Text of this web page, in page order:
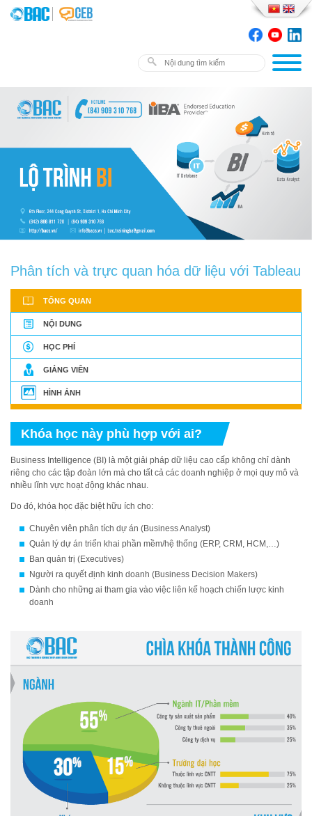
Phân tích và trực quan hóa dữ liệu với Tableau
TỔNG QUAN
NỘI DUNG
HỌC PHÍ
GIẢNG VIÊN
HÌNH ẢNH
Khóa học này phù hợp với ai?
Business Intelligence (BI) là một giải pháp dữ liệu cao cấp không chỉ dành
riêng cho các tập đoàn lớn mà cho tất cả các doanh nghiệp ở mọi quy mô và
nhiều lĩnh vực hoạt động khác nhau.
Do đó, khóa học đặc biệt hữu ích cho:
Chuyên viên phân tích dự án (Business Analyst)
Quản lý dự án triển khai phần mềm/hệ thống (ERP, CRM, HCM,…)
Ban quản trị (Executives)
Người ra quyết định kinh doanh (Business Decision Makers)
Dành cho những ai tham gia vào việc liên kế hoạch chiến lược kinh
doanh